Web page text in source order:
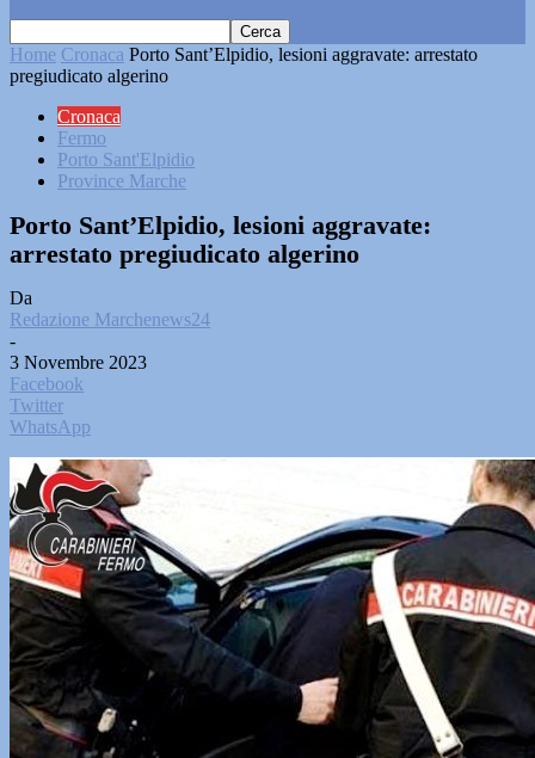
Home Cronaca Porto Sant’Elpidio, lesioni aggravate: arrestato
pregiudicato algerino
Cronaca
Fermo
Porto Sant'Elpidio
Province Marche
Porto Sant’Elpidio, lesioni aggravate:
arrestato pregiudicato algerino
Da
Redazione Marchenews24
-
3 Novembre 2023
Facebook
Twitter
WhatsApp